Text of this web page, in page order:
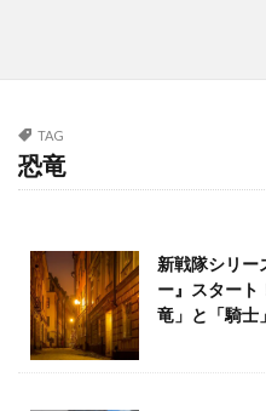
TAG
恐竜
新戦隊シリー
ー』スタート
竜」と「騎士」